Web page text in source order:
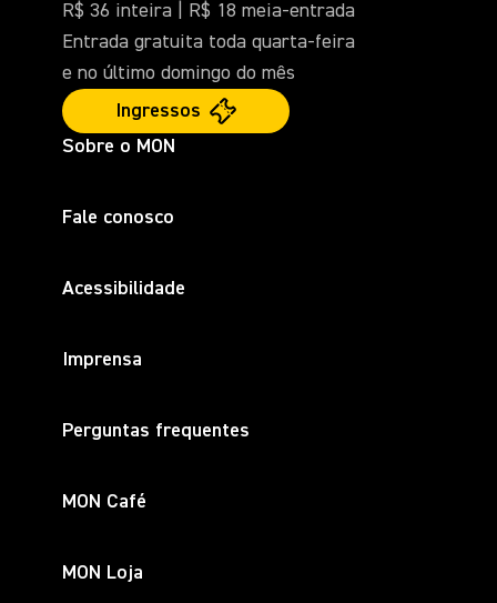
R$ 36 inteira | R$ 18 meia-entrada
Entrada gratuita toda quarta-feira
e no último domingo do mês
Ingressos
Sobre o MON
Fale conosco
Acessibilidade
Imprensa
Perguntas frequentes
MON Café
MON Loja